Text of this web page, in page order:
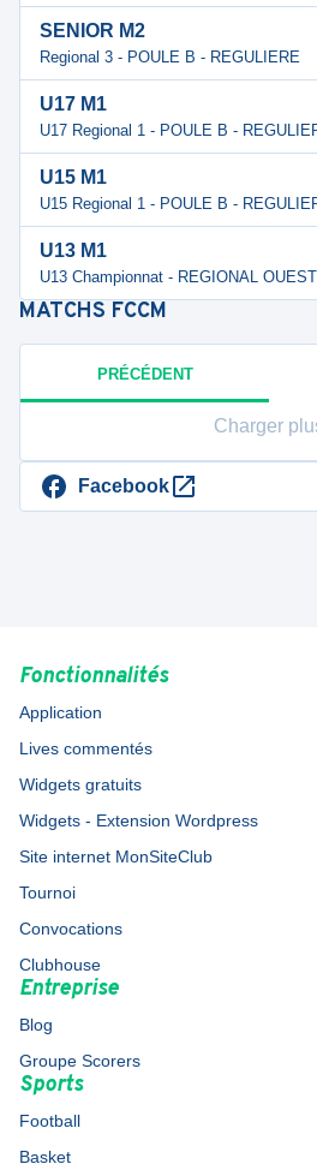
SENIOR M2
Regional 3 - POULE B - REGULIERE
U17 M1
U17 Regional 1 - POULE B -
U15 M1
U15 Regional 1 - POULE B -
U13 M1
U13 Championnat - REGIONAL
MATCHS FCCM
PRÉCÉDENT
Charger
Facebook
Fonctionnalités
Application
Lives commentés
Widgets gratuits
Widgets - Extension Wordpress
Site internet MonSiteClub
Tournoi
Convocations
Clubhouse
Entreprise
Blog
Groupe Scorers
Sports
Football
Basket